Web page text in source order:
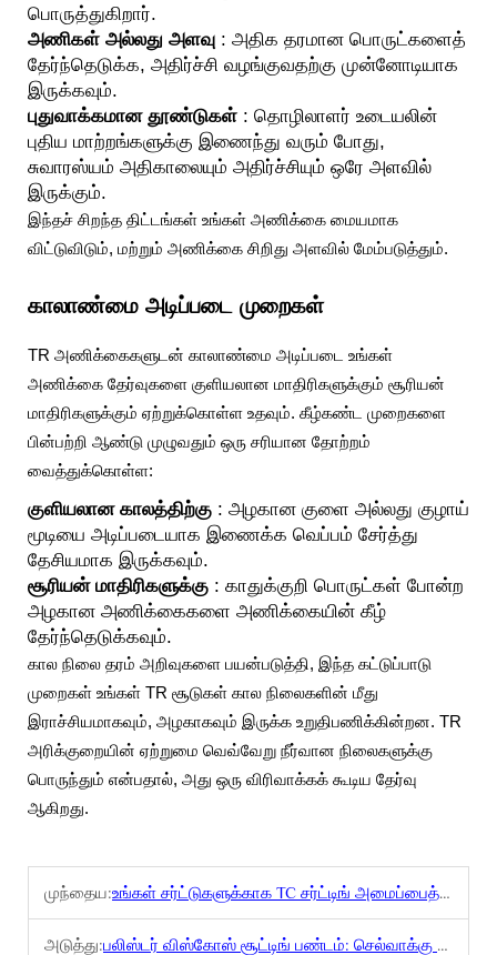
பொருத்துகிறார்.
அணிகள் அல்லது அளவு : அதிக தரமான பொருட்களைத்
தேர்ந்தெடுக்க, அதிர்ச்சி வழங்குவதற்கு முன்னோடியாக
இருக்கவும்.
புதுவாக்கமான தூண்டுகள் : தொழிலாளர் உடையலின்
புதிய மாற்றங்களுக்கு இணைந்து வரும் போது,
சுவாரஸ்யம் அதிகாலையும் அதிர்ச்சியும் ஒரே அளவில்
இருக்கும்.
இந்தச் சிறந்த திட்டங்கள் உங்கள் அணிக்கை மையமாக
விட்டுவிடும், மற்றும் அணிக்கை சிறிது அளவில் மேம்படுத்தும்.
காலாண்மை அடிப்படை முறைகள்
TR அணிக்கைகளுடன் காலாண்மை அடிப்படை உங்கள்
அணிக்கை தேர்வுகளை குளியலான மாதிரிகளுக்கும் சூரியன்
மாதிரிகளுக்கும் ஏற்றுக்கொள்ள உதவும். கீழ்கண்ட முறைகளை
பின்பற்றி ஆண்டு முழுவதும் ஒரு சரியான தோற்றம்
வைத்துக்கொள்ள:
குளியலான காலத்திற்கு : அழகான குளை அல்லது குழாய்
மூடியை அடிப்படையாக இணைக்க வெப்பம் சேர்த்து
தேசியமாக இருக்கவும்.
சூரியன் மாதிரிகளுக்கு : காதுக்குறி பொருட்கள் போன்ற
அழகான அணிக்கைகளை அணிக்கையின் கீழ்
தேர்ந்தெடுக்கவும்.
கால நிலை தரம் அறிவுகளை பயன்படுத்தி, இந்த கட்டுப்பாடு
முறைகள் உங்கள் TR சூடுகள் கால நிலைகளின் மீது
இராச்சியமாகவும், அழகாகவும் இருக்க உறுதிபணிக்கின்றன. TR
அரிக்குறையின் ஏற்றுமை வெவ்வேறு நீர்வான நிலைகளுக்கு
பொருந்தும் என்பதால், அது ஒரு விரிவாக்கக் கூடிய தேர்வு
ஆகிறது.
முந்தைய:உங்கள் சர்ட்டுகளுக்காக TC சர்ட்டிங் அமைப்பைத் தேர்ந்தெடுக்கும் முக்கிய காரணங்கள்
அடுத்து:பலிஸ்டர் விஸ்கோஸ் சூட்டிங் பண்டம்: செல்வாக்கு அமைப்பை மறுவரைப்படுத்தும்